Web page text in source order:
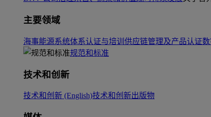
主要领域
海事能源系统体系认证与培训 供应链管理及产品认证
规范和标准
技术和创新
技术和创新 (English)技术和创新出版物